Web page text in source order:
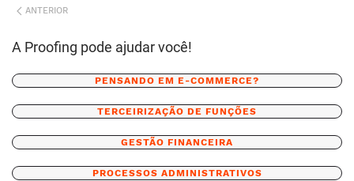
ANTERIOR
A Proofing pode ajudar você!
PENSANDO EM E-COMMERCE?
TERCEIRIZAÇÃO DE FUNÇÕES
GESTÃO FINANCEIRA
PROCESSOS ADMINISTRATIVOS